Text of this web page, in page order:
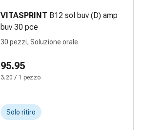
VITASPRINT B12 sol buv (D) amp
buv 30 pce
30 pezzi, Soluzione orale
95.95
3.20 / 1 pezzo
Solo ritiro